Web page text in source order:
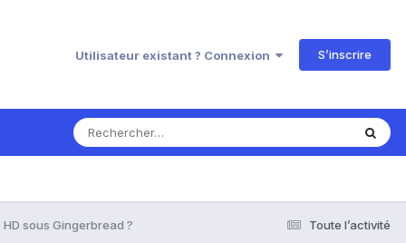
Utilisateur existant ? Connexion S’inscrire
Toute l’activité
HD sous Gingerbread ?